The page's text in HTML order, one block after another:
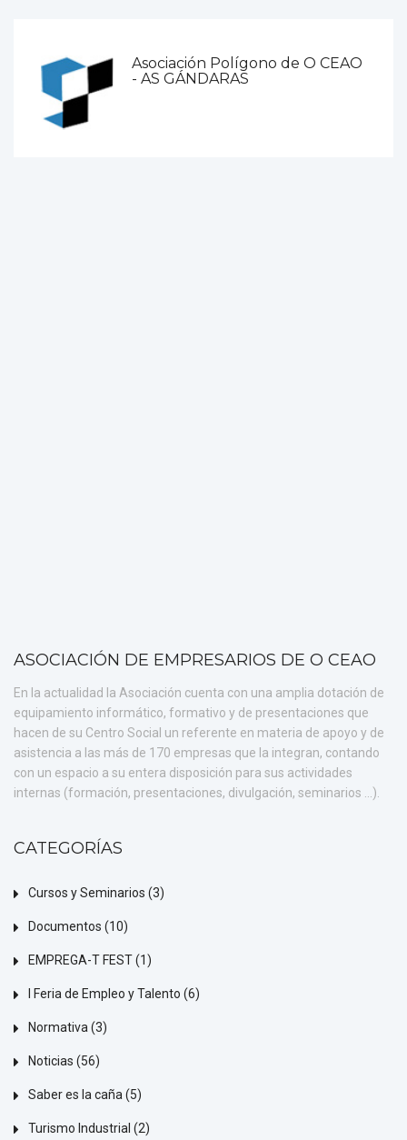
Asociación Polígono de O CEAO
- AS GÁNDARAS
ASOCIACIÓN DE EMPRESARIOS DE O CEAO
En la actualidad la Asociación cuenta con una amplia dotación de
equipamiento informático, formativo y de presentaciones que
hacen de su Centro Social un referente en materia de apoyo y de
asistencia a las más de 170 empresas que la integran, contando
con un espacio a su entera disposición para sus actividades
internas (formación, presentaciones, divulgación, seminarios ...).
CATEGORÍAS
Cursos y Seminarios (3)
Documentos (10)
EMPREGA-T FEST(1)
I Feria de Empleo y Talento (6)
Normativa(3)
Noticias (56)
Saber es la caña(5)
Turismo Industrial (2)